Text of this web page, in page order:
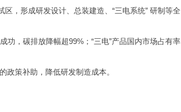
，形成研发设计、总装建造、“三电系统” 研制等全
，碳排放降幅超99%；“三电”产品国内市场占有率
政策补助，降低研发制造成本。